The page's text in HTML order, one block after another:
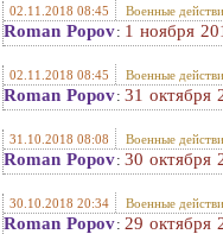
02.11.2018 08:45 Военные
Roman Popov: 1 ноября
02.11.2018 08:45 Военные
Roman Popov: 31 октября
31.10.2018 08:08 Военные
Roman Popov: 30 октября
30.10.2018 20:34 Военные
Roman Popov: 29 октября